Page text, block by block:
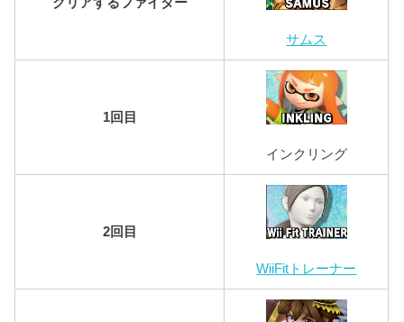
サムス
1回目
インクリング
2回目
WiiFitトレーナー